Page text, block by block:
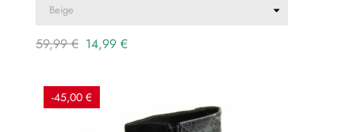
Precio
59,99 € Precio
14,99 €
-45,00 €